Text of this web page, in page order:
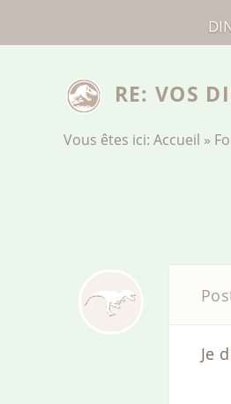
RE: VOS
Vous êtes ici: Accueil »
Je